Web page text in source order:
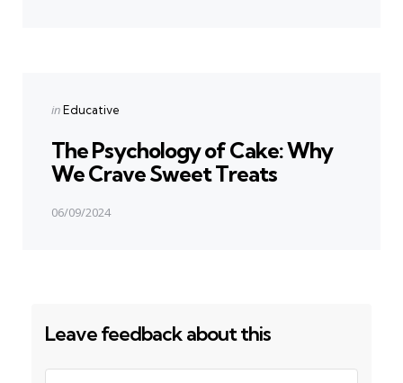
Posted
inEducative
The Psychology of Cake: Why
We Crave Sweet Treats
06/09/2024
Leave feedback about this